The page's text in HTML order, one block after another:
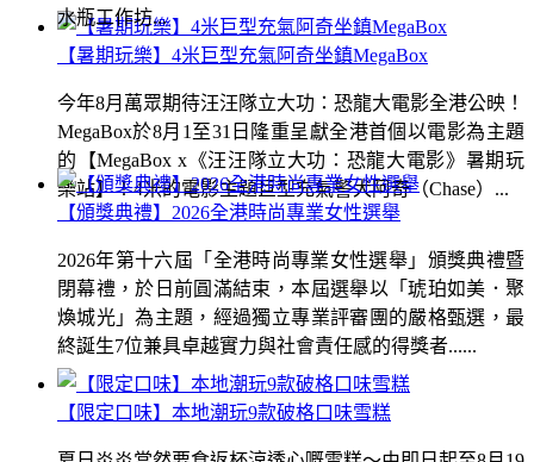
【暑期玩樂】4米巨型充氣阿奇坐鎮MegaBox
今年8月萬眾期待汪汪隊立大功：恐龍大電影全港公映！
MegaBox於8月1至31日隆重呈獻全港首個以電影為主題
的【MegaBox x《汪汪隊立大功：恐龍大電影》暑期玩
樂站】！4米的電影主題巨型充氣警犬阿奇（Chase）...
【限定口味】本地潮玩9款破格口味雪糕
水瓶工作坊...
【頒獎典禮】2026全港時尚專業女性選舉
2026年第十六屆「全港時尚專業女性選舉」頒獎典禮暨
閉幕禮，於日前圓滿結束，本屆選舉以「琥珀如美．聚
煥城光」為主題，經過獨立專業評審團的嚴格甄選，最
終誕生7位兼具卓越實力與社會責任感的得獎者......